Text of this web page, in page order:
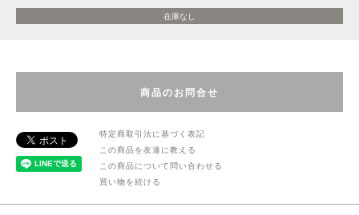
在庫なし
商品のお問合せ
特定商取引法に基づく表記
この商品を友達に教える
この商品について問い合わせる
買い物を続ける